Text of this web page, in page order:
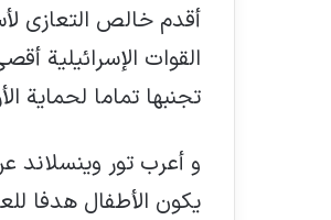
أقدم خالص التعازي
القوات الإسرائيلية
تجنبها تماما لحماية
و أعرب تور وينسلاند
يكون الأطفال هدفا